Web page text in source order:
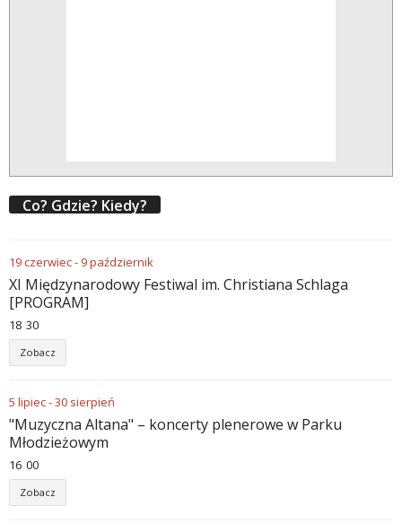
Co? Gdzie? Kiedy?
19czerwiec- 9październik
XI Międzynarodowy Festiwal im. Christiana Schlaga
[PROGRAM]
18 30
Zobacz
5 lipiec-30 sierpień
"Muzyczna Altana" – koncerty plenerowe w Parku
Młodzieżowym
16 00
Zobacz